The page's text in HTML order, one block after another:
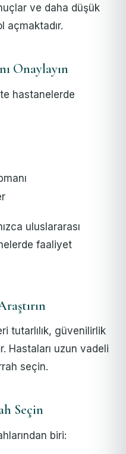
ve daha düşük
açmaktadır.
Onaylayın
hastanelerde
uluslararası
faaliyet
tutarlılık, güvenilirlik
Hastaları uzun vadeli
seçin.
Seçin
biri: